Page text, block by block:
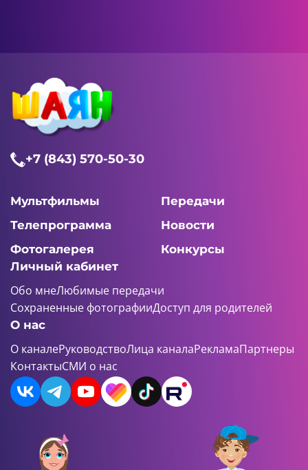
+7 (843) 570-50-30
Мультфильмы
Передачи
Телепрограмма
Новости
Фотогалерея
Конкурсы
Личный кабинет
Обо мнеЛюбимые передачи
Сохраненные фотографииДоступ для родителей
О нас
О каналеРуководствоЛица каналаРекламаПартнеры
КонтактыСМИ о нас